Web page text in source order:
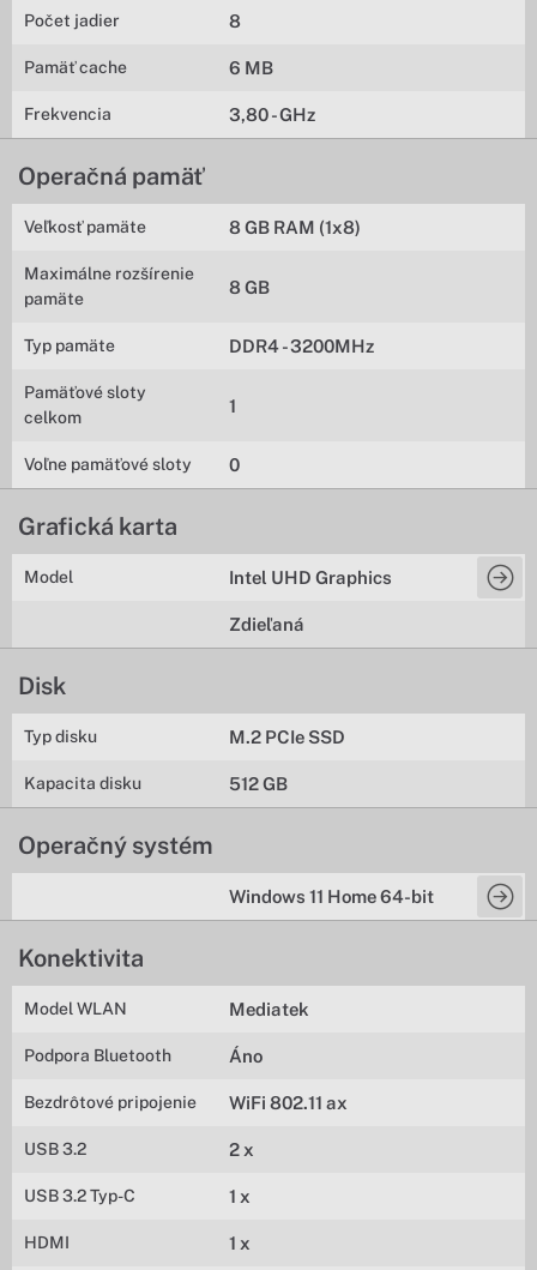
Počet jadier 8
Pamäť cache 6 MB
Frekvencia 3,80 - GHz
Operačná pamäť
Veľkosť pamäte 8 GB RAM (1x8)
Maximálne rozšírenie
pamäte
8 GB
Typ pamäte DDR4 - 3200MHz
Pamäťové sloty
celkom
1
Voľne pamäťové sloty 0
Grafická karta
Model Intel UHD Graphics
Zdieľaná
Disk
Typ disku M.2 PCIe SSD
Kapacita disku 512 GB
Operačný systém
Windows 11 Home 64-bit
Konektivita
Model WLAN Mediatek
Podpora Bluetooth Áno
Bezdrôtové pripojenie WiFi 802.11 ax
USB 3.2 2 x
USB 3.2 Typ-C 1 x
HDMI 1 x